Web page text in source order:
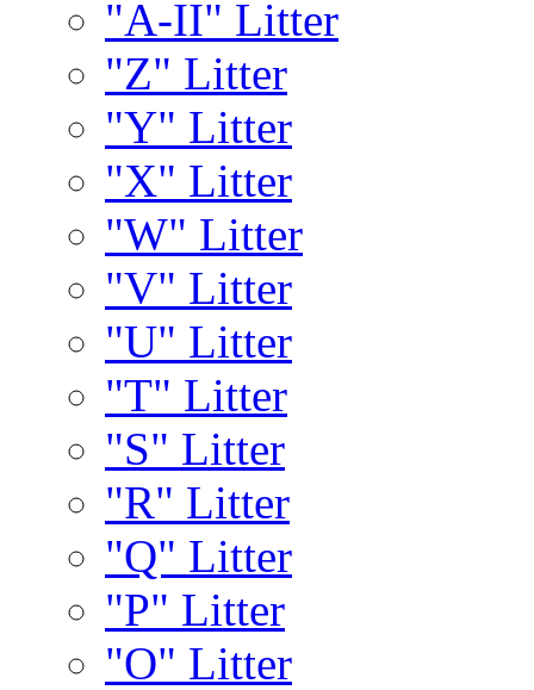
"A-II" Litter
"Z" Litter
"Y" Litter
"X" Litter
"W" Litter
"V" Litter
"U" Litter
"T" Litter
"S" Litter
"R" Litter
"Q" Litter
"P" Litter
"O" Litter